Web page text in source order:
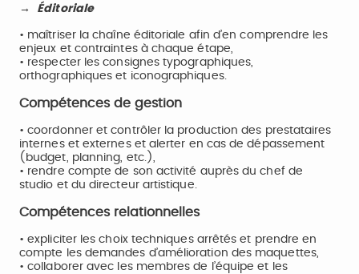
→ Éditoriale
• maîtriser la chaîne éditoriale afin d’en comprendre les
enjeux et contraintes à chaque étape,
• respecter les consignes typographiques,
orthographiques et iconographiques.
Compétences de gestion
• coordonner et contrôler la production des prestataires
internes et externes et alerter en cas de dépassement
(budget, planning, etc.),
• rendre compte de son activité auprès du chef de
studio et du directeur artistique.
Compétences relationnelles
• expliciter les choix techniques arrêtés et prendre en
compte les demandes d’amélioration des maquettes,
• collaborer avec les membres de l’équipe et les